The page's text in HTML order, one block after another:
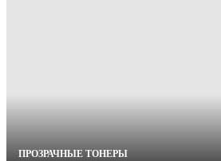
ПРОЗРАЧНЫЕ ТОНЕРЫ